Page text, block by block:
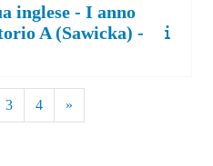
inglese - I anno
A (Sawicka) -
2
3Pagina 3
4Pagina 4
»